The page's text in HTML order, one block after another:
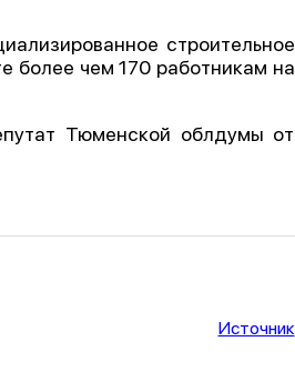
строительное
более чем 170 работникам на
Тюменской облдумы от
Источник